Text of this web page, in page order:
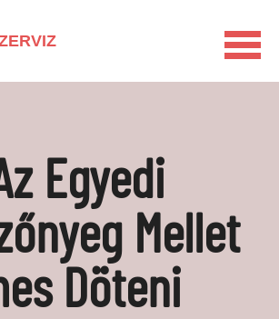
Egyedi
Mellet
Döteni